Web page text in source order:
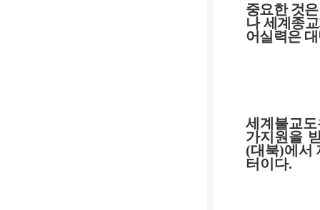
중요한 것
나 세계종
어실력은
세계불교
가지원을
(대북)에서
터이다.